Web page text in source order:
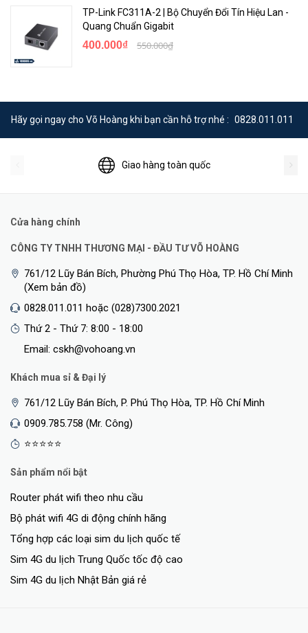
TP-Link FC311A-2 | Bộ Chuyển Đổi Tín Hiệu Lan -
Quang Chuẩn Gigabit
400.000₫ 550.000₫
Hãy gọi ngay cho Võ Hoàng khi bạn cần hỗ trợ nhé : 0828.011.011
Giao hàng toàn quốc
Cửa hàng chính
CÔNG TY TNHH THƯƠNG MẠI - ĐẦU TƯ VÕ HOÀNG
761/12 Lũy Bán Bích, Phường Phú Thọ Hòa, TP. Hồ Chí Minh
(Xem bản đồ)
0828.011.011 hoặc (028)7300.2021
Thứ 2 - Thứ 7: 8:00 - 18:00
Email: cskh@vohoang.vn
Khách mua sỉ & Đại lý
761/12 Lũy Bán Bích, P. Phú Thọ Hòa, TP. Hồ Chí Minh
0909.785.758 (Mr. Công)
⭐⭐⭐⭐⭐
Sản phẩm nổi bật
Router phát wifi theo nhu cầu
Bộ phát wifi 4G di động chính hãng
Tổng hợp các loại sim du lịch quốc tế
Sim 4G du lịch Trung Quốc tốc độ cao
Sim 4G du lịch Nhật Bản giá rẻ